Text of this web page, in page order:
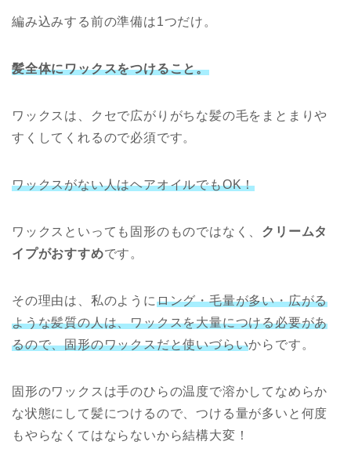
編み込みする前の準備は1つだけ。
髪全体にワックスをつけること。
ワックスは、クセで広がりがちな髪の毛をまとまりや
すくしてくれるので必須です。
ワックスがない人はヘアオイルでもOK！
ワックスといっても固形のものではなく、 クリームタ
イプがおすすめです。
その理由は、私のようにロング・毛量が多い・広がる
ような髪質の人は、ワックスを大量につける必要があ
るので、固形のワックスだと使いづらいからです。
固形のワックスは手のひらの温度で溶かしてなめらか
な状態にして髪につけるので、つける量が多いと何度
もやらなくてはならないから結構大変！